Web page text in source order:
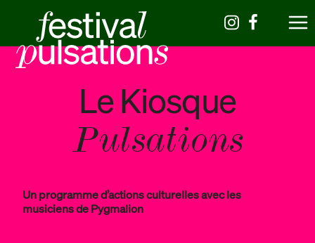
Le Kiosque
Pulsations
Un programme d’actions culturelles avec les
musiciens de Pygmalion